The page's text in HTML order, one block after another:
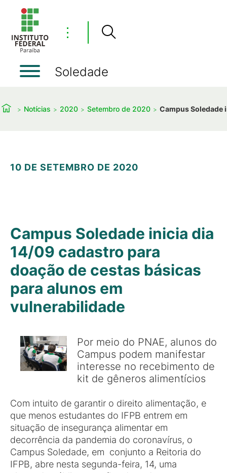
⋮
Soledade
Notícias 2020 Setembro de 2020 Campus Soledade
10 DE SETEMBRO DE 2020
Campus Soledade inicia dia
14/09 cadastro para
doação de cestas básicas
para alunos em
vulnerabilidade
Por meio do PNAE, alunos do
Campus podem manifestar
interesse no recebimento de
kit de gêneros alimentícios
Com intuito de garantir o direito alimentação, e
que menos estudantes do IFPB entrem em
situação de insegurança alimentar em
decorrência da pandemia do coronavírus, o
Campus Soledade, em conjunto a Reitoria do
IFPB, abre nesta segunda-feira, 14, uma